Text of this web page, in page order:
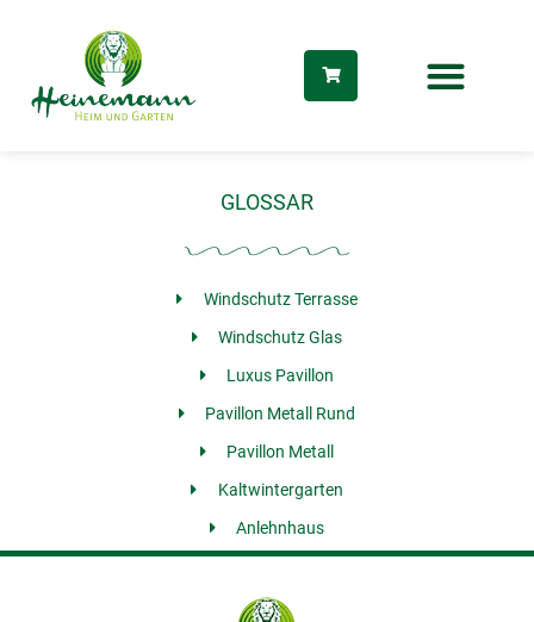
GLOSSAR
Windschutz Terrasse
Windschutz Glas
Luxus Pavillon
Pavillon Metall Rund
Pavillon Metall
Kaltwintergarten
Anlehnhaus